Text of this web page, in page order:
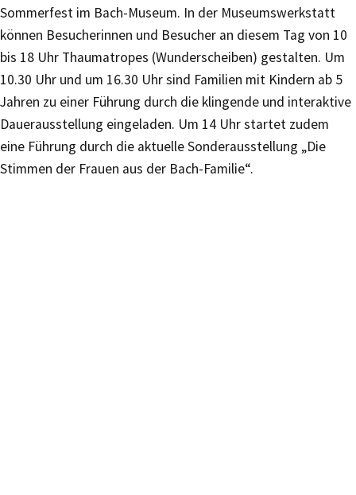
Sommerfest im Bach-Museum. In der Museumswerkstatt
können Besucherinnen und Besucher an diesem Tag von 10
bis 18 Uhr Thaumatropes (Wunderscheiben) gestalten. Um
10.30 Uhr und um 16.30 Uhr sind Familien mit Kindern ab 5
Jahren zu einer Führung durch die klingende und interaktive
Dauerausstellung eingeladen. Um 14 Uhr startet zudem
eine Führung durch die aktuelle Sonderausstellung „Die
Stimmen der Frauen aus der Bach-Familie“.